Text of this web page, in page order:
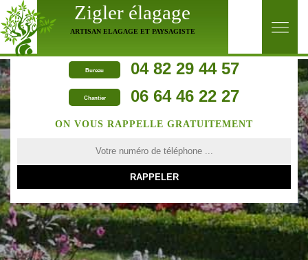
Zigler élagage
ARTISAN ELAGAGE ET PAYSAGISTE
Bureau 04 82 29 44 57
Chantier 06 64 46 22 27
ON VOUS RAPPELLE GRATUITEMENT